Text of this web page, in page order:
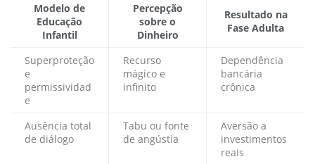
Modelo de
Educação
Infantil
Percepção
sobre o
Dinheiro
Resultado na
Fase Adulta
Superproteção
e
permissividad
e
Recurso
mágico e
infinito
Dependência
bancária
crônica
Ausência total
de diálogo
Tabu ou fonte
de angústia
Aversão a
investimentos
reais